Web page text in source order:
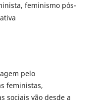
feminismo pós-
pelo
feministas,
sociais vão desde a